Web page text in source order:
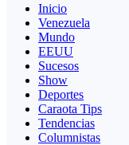
Inicio
Venezuela
Mundo
EEUU
Sucesos
Show
Deportes
Caraota Tips
Tendencias
Columnistas